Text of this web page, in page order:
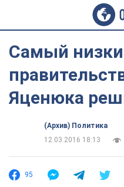
Самый
Яценюка
(Архив) Политика
12.03.2016 18:13
95